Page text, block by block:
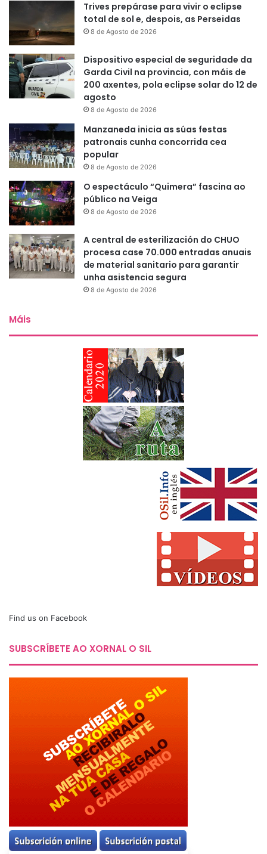
Trives prepárase para vivir o eclipse
total de sol e, despois, as Perseidas
8 de Agosto de 2026
Dispositivo especial de seguridade da
Garda Civil na provincia, con máis de
200 axentes, pola eclipse solar do 12 de
agosto
8 de Agosto de 2026
Manzaneda inicia as súas festas
patronais cunha concorrida cea
popular
8 de Agosto de 2026
O espectáculo “Quimera” fascina ao
público na Veiga
8 de Agosto de 2026
A central de esterilización do CHUO
procesa case 70.000 entradas anuais
de material sanitario para garantir
unha asistencia segura
8 de Agosto de 2026
Máis
Find us on Facebook
SUBSCRÍBETE AO XORNAL O SIL